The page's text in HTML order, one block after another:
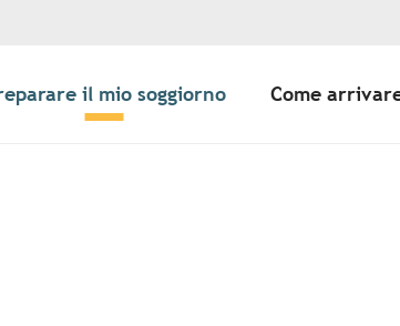
il mio soggiorno Come